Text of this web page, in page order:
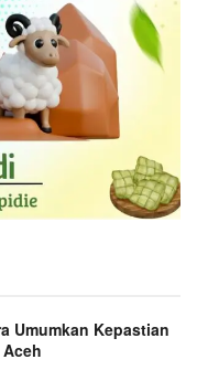
Umumkan Kepastian